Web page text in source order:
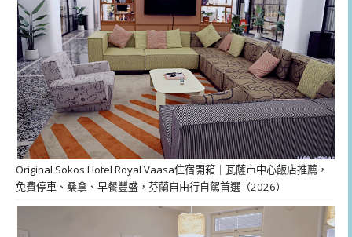
Original Sokos Hotel Royal Vaasa住宿開箱｜瓦薩市中心飯店推薦，
免費停車、桑拿、早餐豐盛，芬蘭自由行自駕首選（2026）